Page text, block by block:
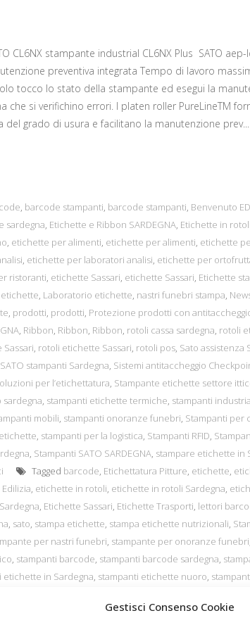
Gestisci Consenso Cookie
CL6NX stampante industrial CL6NX Plus SATO
preventiva integrata Tempo di lavoro
tocco lo stato della stampante ed esegui la
che si verifichino errori. I platen roller PureLineTM
del grado di usura e facilitano la manutenzione prev...
, barcode stampanti, barcode stampanti, Benvenuto
sardegna, Etichette e Ribbon SARDEGNA, Etichette in
, etichette per alimenti, etichette per alimenti, etichette
, etichette per laboratori analisi, etichette per
ristoranti, etichette Sassari, etichette Sassari, Etichette
, Laboratorio etichette, nastri funebri stampa,
, prodotti, prodotti, Protezione prodotti con
, Ribbon, Ribbon, Ribbon, rotoli cassa sardegna, rotoli
, rotoli etichette Sassari, rotoli pos, Sato assistenza
SATO stampanti Sardegna, Sistemi antitaccheggio
per l’etichettatura, Stampante etichette settore
sardegna, stampanti etichette termiche, stampanti
mobili, stampanti onoranze funebri, Stampanti per
, stampanti per la logistica, Stampanti RFID,
, Stampanti SATO SARDEGNA, stampare etichette in
Tagged barcode, Etichettatura Pitture, etichette,
, etichette in rotoli, etichette in rotoli Sardegna,
, Etichette Sassari, Etichette Trasporti, lettori
, sato, stampa etichette, stampa etichette nutrizionali,
per nastri funebri, stampante per onoranze funebri
, stampanti barcode, stampanti barcode sardegna,
etichette in Sardegna, stampanti etichette nuoro,
stampanti per etichette stand alone,stampanti per